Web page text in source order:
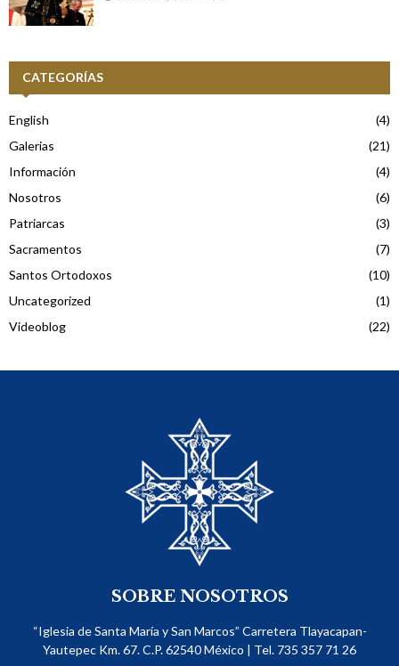
CATEGORÍAS
English
(4)
Galerias
(21)
Información
(4)
Nosotros
(6)
Patriarcas
(3)
Sacramentos
(7)
Santos Ortodoxos
(10)
Uncategorized
(1)
Videoblog
(22)
SOBRE NOSOTROS
“Iglesia de Santa María y San Marcos” Carretera Tlayacapan-
Yautepec Km. 67. C.P. 62540​ México | Tel. 735 357 71 26